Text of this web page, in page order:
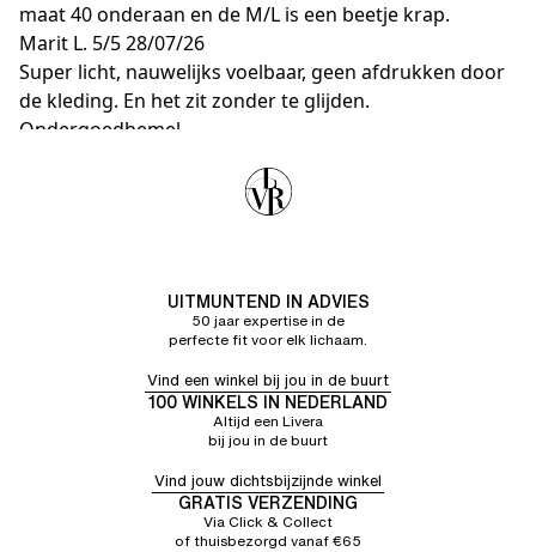
maat 40 onderaan en de M/L is een beetje krap.
Marit L. 5/528/07/26
Super licht, nauwelijks voelbaar, geen afdrukken door
de kleding. En het zit zonder te glijden.
Ondergoedhemel.
Heel tevreden met dit artikel! Bedankt
UITMUNTEND IN ADVIES
50 jaar expertise in de
perfecte fit voor elk lichaam.
Vind een winkel bij jou in de buurt
100 WINKELS IN NEDERLAND
Altijd een Livera
bij jou in de buurt
Vind jouw dichtsbijzijnde winkel
GRATIS VERZENDING
Via Click & Collect
of thuisbezorgd vanaf €65